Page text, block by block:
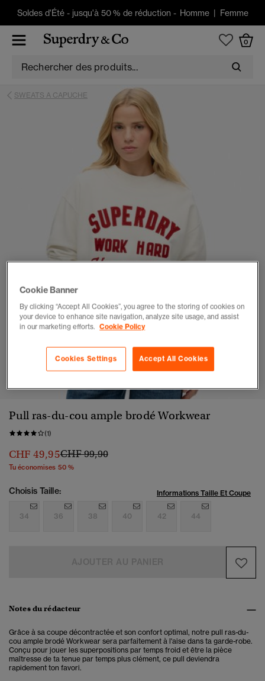
Soldes d'Été -jusqu'à 50 % de réduction - Homme| Femme
0
SWEATS A CAPUCHE
2 4
Pull ras-du-cou ample brodé Workwear
(1)
CHF 49,95Prix réduit de
CHF 99,90à
Tu économises 50 %
Choisis Taille: Informations Taille Et Coupe
34 36 38 40 42 44
Notes du rédacteur
Grâce à sa coupe décontractée et son confort optimal, notre pull ras-du-
cou ample brodé Workwear sera parfaitement à l'aise dans ta garde-robe.
Conçu pour jouer les superpositions par temps froid et être la pièce
maîtresse de ta tenue par temps plus clément, ce pull deviendra
rapidement ton favori.
Cookie Banner
By clicking “Accept All Cookies”, you agree to the storing of cookies on
your device to enhance site navigation, analyze site usage, and assist
in our marketing efforts. Cookie Policy
Accept All Cookies
Cookies Settings